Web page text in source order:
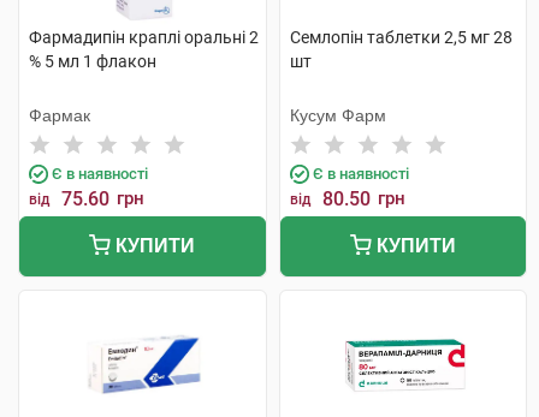
Фармадипін краплі оральні 2
% 5 мл 1 флакон
Фармак
Є в наявності
від 75.60 грн
КУПИТИ
Семлопін таблетки 2,5 мг 28
шт
Кусум Фарм
Є в наявності
від 80.50 грн
КУПИТИ